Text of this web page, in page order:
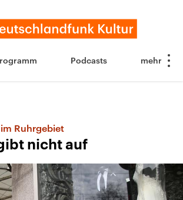
Podcasts
Ruhrgebiet
nicht auf